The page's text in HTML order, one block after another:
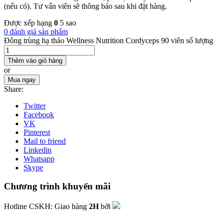
(nếu có). Tư vấn viên sẽ thông báo sau khi đặt hàng.
Được xếp hạng 0 5 sao
0 đánh giá sản phẩm
Đông trùng hạ thảo Wellness Nutrition Cordyceps 90 viên số lượng
Thêm vào giỏ hàng
or
Mua ngay
Share:
Twitter
Facebook
VK
Pinterest
Mail to friend
Linkedin
Whatsapp
Skype
Chương trình khuyến mãi
Hotline CSKH: Giao hàng 2Hbởi